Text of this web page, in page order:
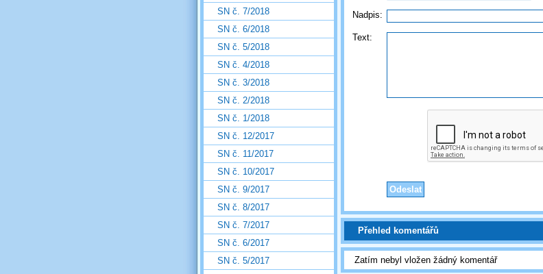
Nadpis:
Text:
Přehled komentářů
Zatím nebyl vložen žádný komentář
SN č. 7/2018
SN č. 6/2018
SN č. 5/2018
SN č. 4/2018
SN č. 3/2018
SN č. 2/2018
SN č. 1/2018
SN č. 12/2017
SN č. 11/2017
SN č. 10/2017
SN č. 9/2017
SN č. 8/2017
SN č. 7/2017
SN č. 6/2017
SN č. 5/2017